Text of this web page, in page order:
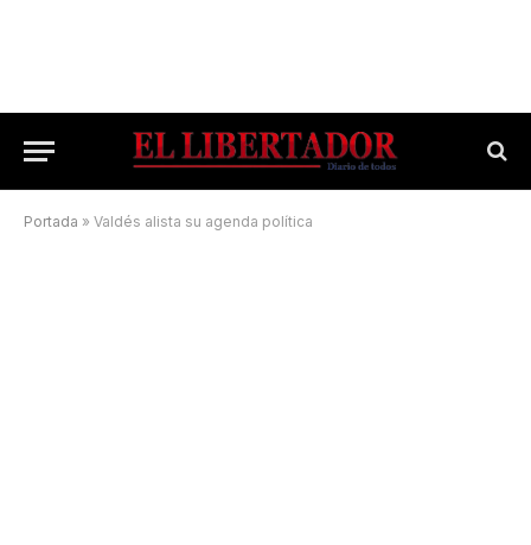
Portada » Valdés alista su agenda política